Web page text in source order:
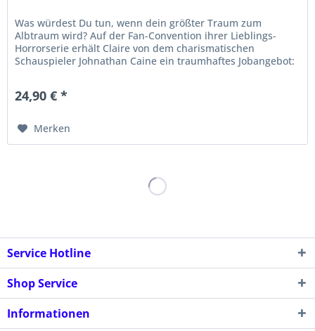
Was würdest Du tun, wenn dein größter Traum zum
Albtraum wird? Auf der Fan-Convention ihrer Lieblings-
Horrorserie erhält Claire von dem charismatischen
Schauspieler Johnathan Caine ein traumhaftes Jobangebot:
24,90 € *
Merken
Service Hotline
Shop Service
Informationen